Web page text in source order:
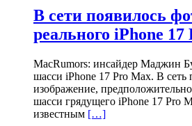
В сети появилось
реального iPhone
MacRumors: инсайдер Маджин
шасси iPhone 17 Pro Max. В сеть
изображение,
шасси грядущего iPhone 17 Pro
известным […]